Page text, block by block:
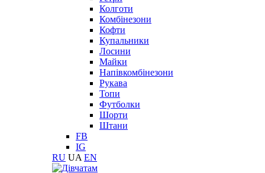
Колготи
Комбінезони
Кофти
Купальники
Лосини
Майки
Напівкомбінезони
Рукава
Топи
Футболки
Шорти
Штани
FB
IG
RU UA EN